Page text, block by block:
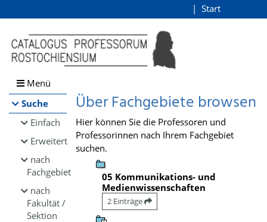
Browsen
direkt zum Inhalt
Start
Menü
Suche
Einfach
Erweitert
nach
Fachgebiet
nach
Fakultät /
Sektion
Über Fachgebiete browsen
Hier können Sie die Professoren und
Professorinnen nach Ihrem Fachgebiet
suchen.
05 Kommunikations- und
Medienwissenschaften
2 Einträge